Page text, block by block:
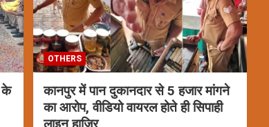
के
OTHERS
कानपुर में पान दुकानदार से 5 हजार मांगने
का आरोप, वीडियो वायरल होते ही सिपाही
लाइन हाजिर